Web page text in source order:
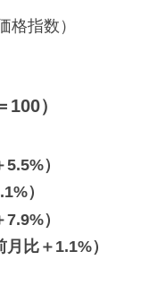
格指数）
）
）
）
）
比＋1.1%）